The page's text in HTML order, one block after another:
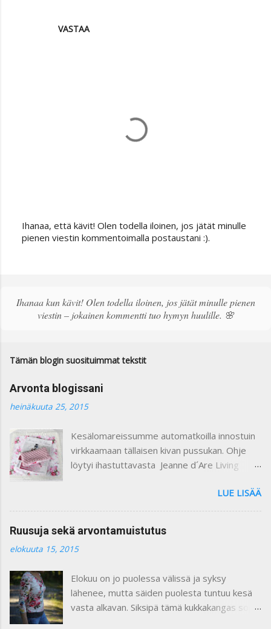
VASTAA
L
ä
k
e
t
i
Ihanaa, että kävit! Olen todella iloinen, jos jätät minulle
pienen viestin kommentoimalla postaustani :).
Ihanaa kun kävit! Olen todella iloinen, jos jätät minulle pienen
viestin – jokainen kommentti tuo hymyn huulille. 🌸
Tämän blogin suosituimmat tekstit
Arvonta blogissani
heinäkuuta 25, 2015
Kesälomareissumme automatkoilla innostuin
virkkaamaan tällaisen kivan pussukan. Ohje
löytyi ihastuttavasta Jeanne d´Are Living
lehtien sisustusjutut ovat todella ihastuttavia
ja niin kauniita. Lehdistä löytyy niin paljon
käyttäen keksiä oman kodin kaunistukseksi.
Paljon on tullutkin ostettua näitä lehtiä :) Yllä
virkkaamiseen. Vuoritin pussin kauniilla
ruusukankaalla. Kiinnitin vetoketjun käsin
ommellen. Pieni liina on ommeltu samasta
LUE LISÄÄ
Ruusuja sekä arvontamuistutus
elokuuta 15, 2015
Elokuu on jo puolessa välissä ja syksy
lähenee, mutta säiden puolesta tuntuu kesä
vasta alkavan. Siksipä tämä kukkakangas sopii